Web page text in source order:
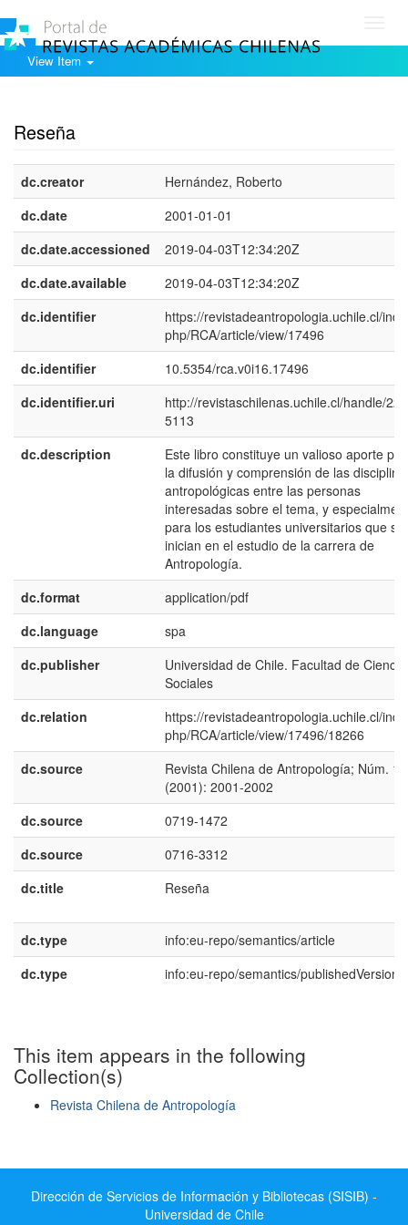
View Item
Reseña
dc.creator
Hernández, Roberto
dc.date
2001-01-01
dc.date.accessioned
2019-04-03T12:34:20Z
dc.date.available
2019-04-03T12:34:20Z
dc.identifier
https://revistadeantropologia.uchile.cl/
php/RCA/article/view/17496
dc.identifier
10.5354/rca.v0i16.17496
dc.identifier.uri
http://revistaschilenas.uchile.cl/handle/
5113
dc.description
Este libro constituye un valioso aporte
la difusión y comprensión de las
antropológicas entre las personas
interesadas sobre el tema, y
para los estudiantes universitarios que se
inician en el estudio de la carrera de
Antropología.
dc.format
application/pdf
dc.language
spa
dc.publisher
Universidad de Chile. Facultad de
Sociales
dc.relation
https://revistadeantropologia.uchile.cl/
php/RCA/article/view/17496/18266
dc.source
Revista Chilena de Antropología; Núm. 16
(2001): 2001-2002
dc.source
0719-1472
dc.source
0716-3312
dc.title
Reseña
dc.type
info:eu-repo/semantics/article
dc.type
info:eu-repo/semantics/publishedVersion
This item appears in the following
Collection(s)
Revista Chilena de Antropología
Dirección de Servicios de Información y Bibliotecas (SISIB) -
Universidad de Chile